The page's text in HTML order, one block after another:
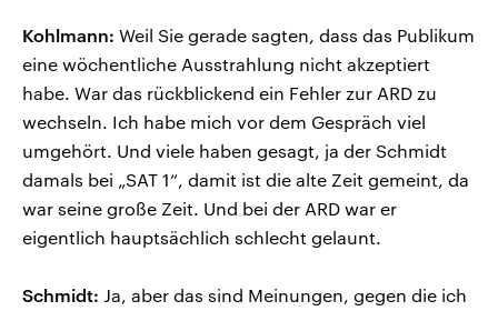
Kohlmann: Weil Sie gerade sagten, dass das Publikum
eine wöchentliche Ausstrahlung nicht akzeptiert
habe. War das rückblickend ein Fehler zur ARD zu
wechseln. Ich habe mich vor dem Gespräch viel
umgehört. Und viele haben gesagt, ja der Schmidt
damals bei „SAT 1“, damit ist die alte Zeit gemeint, da
war seine große Zeit. Und bei der ARD war er
eigentlich hauptsächlich schlecht gelaunt.
Schmidt: Ja, aber das sind Meinungen, gegen die ich